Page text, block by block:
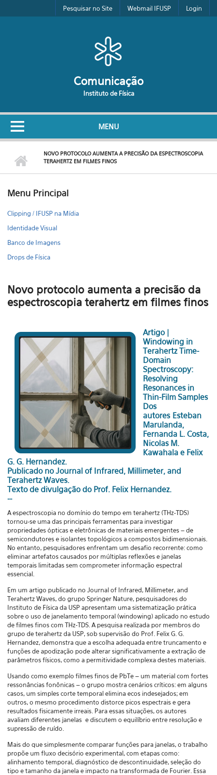
Pular para o conteúdo principalPesquisar no Site Webmail IFUSP Login
Comunicação
Instituto de Física
MENU
NOVO PROTOCOLO AUMENTA A PRECISÃO DA ESPECTROSCOPIA
TERAHERTZ EM FILMES FINOS
Menu Principal
Clipping / IFUSP na Mídia
Identidade Visual
Banco de Imagens
Drops de Física
Novo protocolo aumenta a precisão da
espectroscopia terahertz em filmes finos
Artigo |
Windowing in
Terahertz Time-
Domain
Spectroscopy:
Resolving
Resonances in
Thin-Film Samples
Dos
autores Esteban
Marulanda,
Fernanda L. Costa,
Nicolas M.
Kawahala e Felix
G. G. Hernandez.
Publicado no Journal of Infrared, Millimeter, and
Terahertz Waves.
Texto de divulgação do Prof. Felix Hernandez.
--
A espectroscopia no domínio do tempo em terahertz (THz-TDS)
tornou-se uma das principais ferramentas para investigar
propriedades ópticas e eletrônicas de materiais emergentes – de
semicondutores e isolantes topológicos a compostos bidimensionais.
No entanto, pesquisadores enfrentam um desafio recorrente: como
eliminar artefatos causados por múltiplas reflexões e janelas
temporais limitadas sem comprometer informação espectral
essencial.
Em um artigo publicado no Journal of Infrared, Millimeter, and
Terahertz Waves, do grupo Springer Nature, pesquisadores do
Instituto de Física da USP apresentam uma sistematização prática
sobre o uso de janelamento temporal (windowing) aplicado no estudo
de filmes finos com THz-TDS. A pesquisa realizada por membros do
grupo de terahertz da USP, sob supervisão do Prof. Felix G. G.
Hernandez, demonstra que a escolha adequada entre truncamento e
funções de apodização pode alterar significativamente a extração de
parâmetros físicos, como a permitividade complexa destes materiais.
Usando como exemplo filmes finos de PbTe – um material com fortes
ressonâncias fonônicas – o grupo mostra cenários críticos: em alguns
casos, um simples corte temporal elimina ecos indesejados; em
outros, o mesmo procedimento distorce picos espectrais e gera
resultados fisicamente irreais. Para essas situações, os autores
avaliam diferentes janelas e discutem o equilíbrio entre resolução e
supressão de ruído.
Mais do que simplesmente comparar funções para janelas, o trabalho
propõe um fluxo decisório experimental, com etapas como:
alinhamento temporal, diagnóstico de descontinuidade, seleção do
tipo e tamanho da janela e impacto na transformada de Fourier. Essa